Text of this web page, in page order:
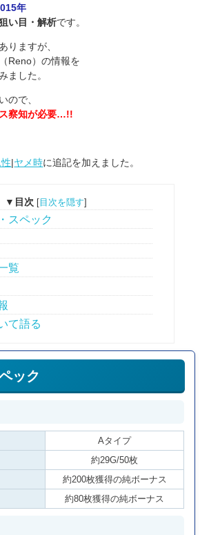
年
い目・解析です。
りますが、
Reno）の情報を
ました。
ので、
察知が必要…!!
|ヤメ時に追記を加えました。
▼目次 目次を隠す
スペック
覧
て語る
ック
Aタイプ
約29G/50枚
約200枚獲得の純ボーナス
約80枚獲得の純ボーナス